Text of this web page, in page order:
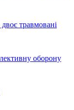
травмовані
оборону